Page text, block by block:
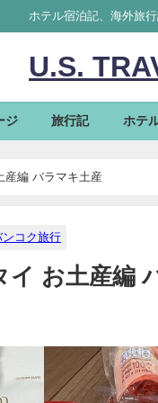
ホテル宿泊記、海外旅
U.S.
ジ 旅行記 ホテ
編 バラマキ土産
ンコク旅行
お土産編